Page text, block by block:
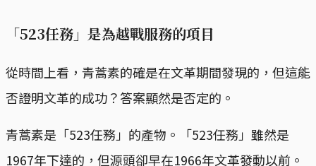
「523任務」是為越戰服務的項目
從時間上看，青蒿素的確是在文革期間發現的，但這能
否證明文革的成功？答案顯然是否定的。
青蒿素是「523任務」的產物。「523任務」雖然是
1967年下達的，但源頭卻早在1966年文革發動以前。